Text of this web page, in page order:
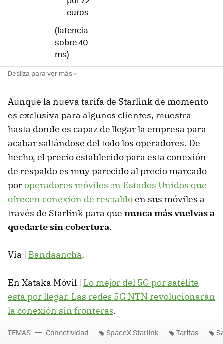
euros
(latencia
sobre 40
ms)
Aunque la nueva tarifa de Starlink de momento
es exclusiva para algunos clientes, muestra
hasta donde es capaz de llegar la empresa para
acabar saltándose del todo los operadores. De
hecho, el precio establecido para esta conexión
de respaldo es muy parecido al precio marcado
poroperadores móviles en Estados Unidos que
ofrecen conexión de respaldoen sus móviles a
través de Starlink para que nunca más vuelvas a
quedarte sin cobertura.
Vía | Bandaancha.
En Xataka Móvil | Lo mejor del 5G por satélite
está por llegar. Las redes 5G NTN revolucionarán
la conexión sin fronteras.
TEMAS Conectividad SpaceX Starlink Tarifas